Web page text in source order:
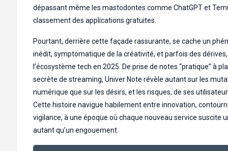
dépassant même les mastodontes comme ChatGPT et
classement des applications gratuites.
Pourtant, derrière cette façade rassurante, se cache un
inédit, symptomatique de la créativité, et parfois des
l’écosystème tech en 2025. De prise de notes “pratique” à
secrète de streaming, Univer Note révèle autant sur les
numérique que sur les désirs, et les risques, de ses
Cette histoire navigue habilement entre innovation,
vigilance, à une époque où chaque nouveau service suscite
autant qu’un engouement.